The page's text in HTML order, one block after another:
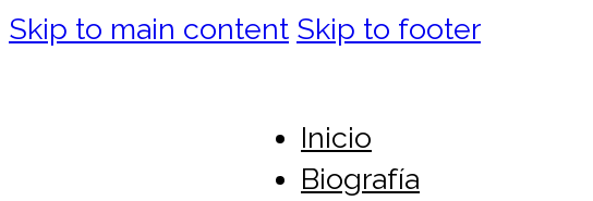
Skip to main content Skip to footer
Inicio
Biografía